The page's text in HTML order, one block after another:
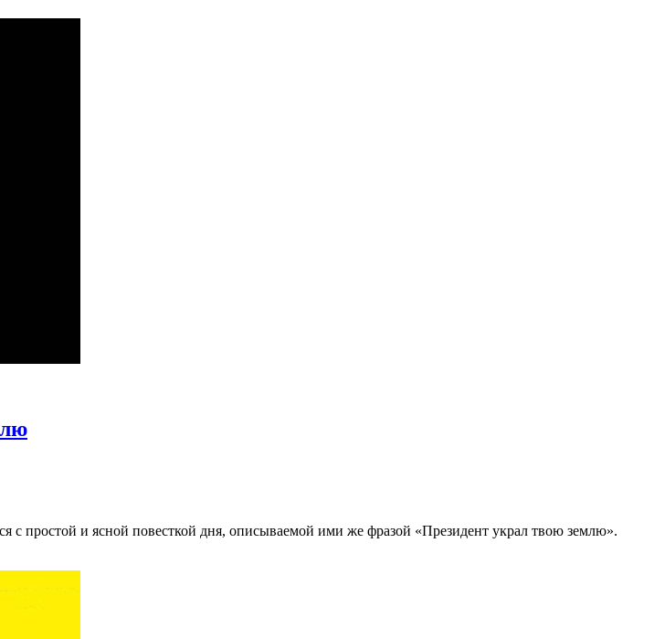
с простой и ясной повесткой дня, описываемой ими же фразой «Президент украл твою землю».